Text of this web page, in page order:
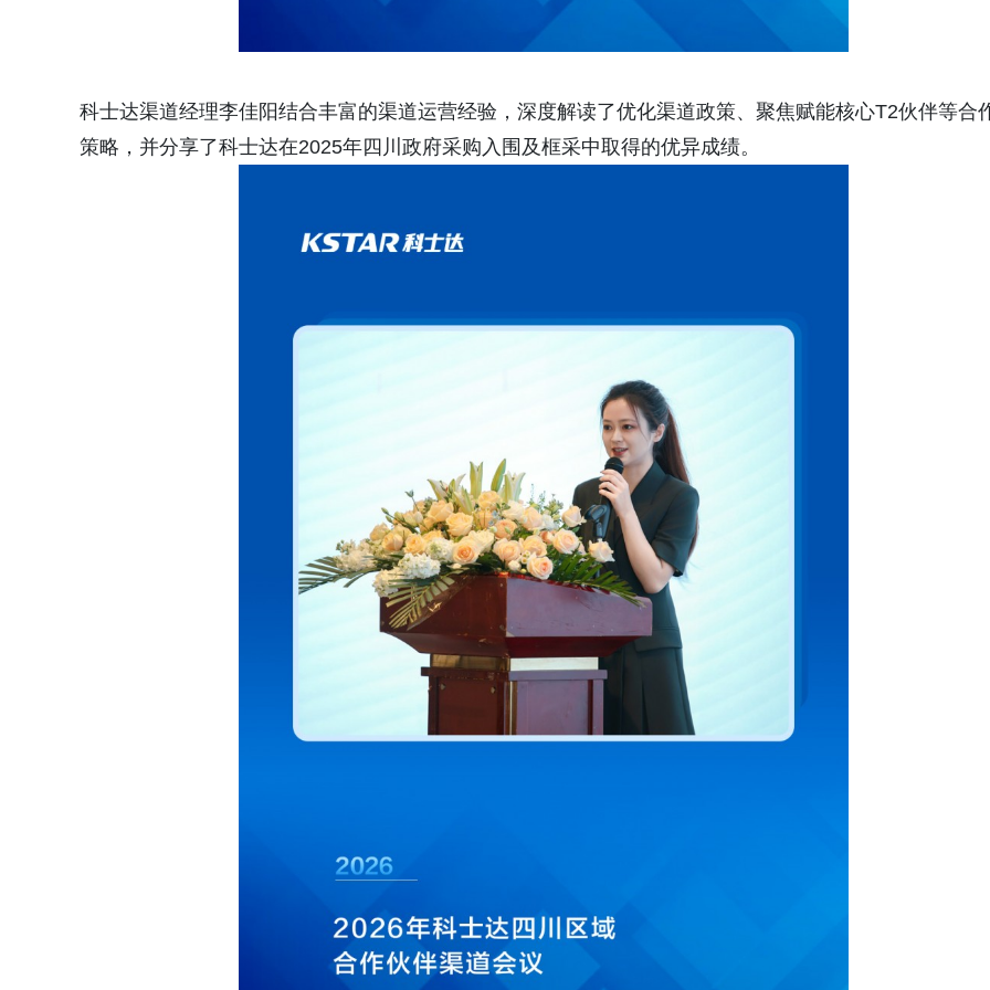
科士达渠道经理李佳阳结合丰富的渠道运营经验，深度解读了优化渠道政策、聚焦赋能核心T2伙伴等合
策略，并分享了科士达在2025年四川政府采购入围及框采中取得的优异成绩。